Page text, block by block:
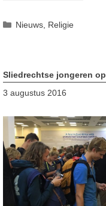
Categorieën
Nieuws Religie
Sliedrechtse jongeren
3 augustus 2016